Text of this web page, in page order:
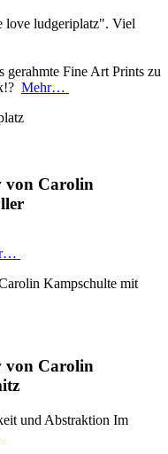
love ludgeriplatz". Viel
gerahmte Fine Art Prints zu
Mehr…
von Carolin
von Carolin
und Abstraktion Im